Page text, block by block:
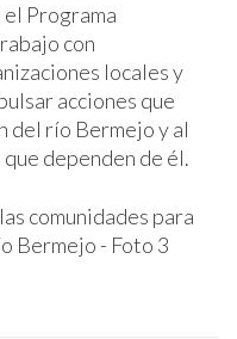
Programa
con
locales y
acciones que
del río Bermejo y al
dependen de él.